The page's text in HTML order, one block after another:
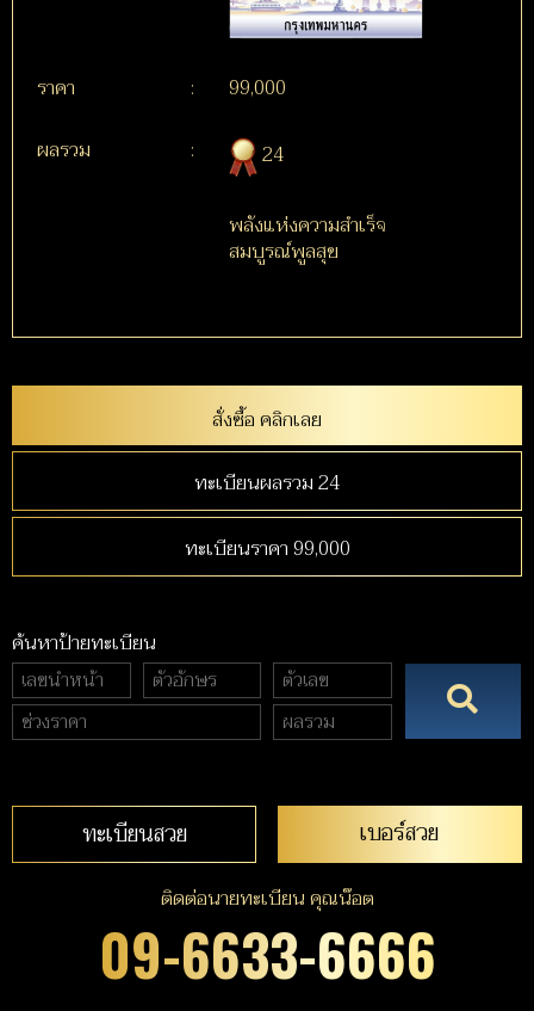
ราคา :
99,000
ผลรวม
: 24
พลังแห่งความสำเร็จ
สมบูรณ์พูลสุข
สั่งซื้อ คลิกเลย
ทะเบียนผลรวม 24
ทะเบียนราคา 99,000
ค้นหาป้ายทะเบียน
ทะเบียนสวย เบอร์สวย
ติดต่อนายทะเบียน คุณน๊อต
09-6633-6666